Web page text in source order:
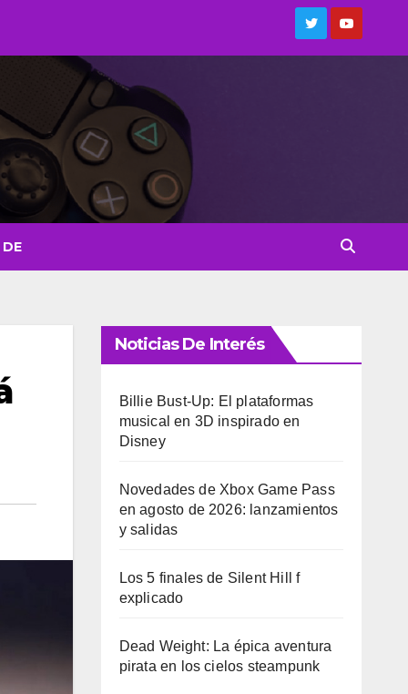
Noticias De Interés
Billie Bust-Up: El plataformas
musical en 3D inspirado en
Disney
Novedades de Xbox Game Pass
en agosto de 2026: lanzamientos
y salidas
Los 5 finales de Silent Hill f
explicado
Dead Weight: La épica aventura
pirata en los cielos steampunk